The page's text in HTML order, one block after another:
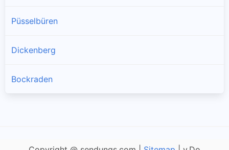
Püsselbüren
Dickenberg
Bockraden